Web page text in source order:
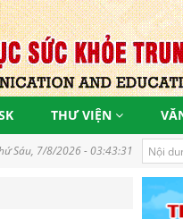
THƯ VIỆN
Việt Nam khoẻ mạnh, góp
Sáu, 7/8/2026 - 03:43:32